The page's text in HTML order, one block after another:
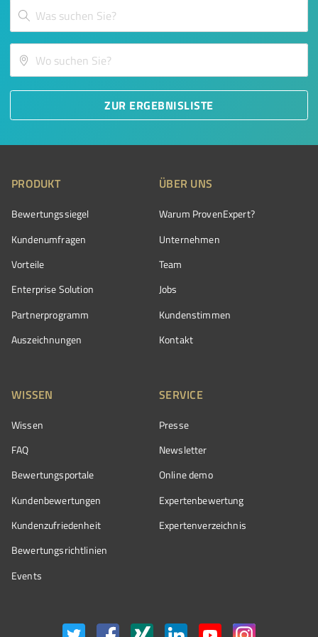
ZUR ERGEBNISLISTE
PRODUKT
Bewertungssiegel
Kundenumfragen
Vorteile
Enterprise Solution
Partnerprogramm
Auszeichnungen
ÜBER UNS
Warum ProvenExpert?
Unternehmen
Team
Jobs
Kundenstimmen
Kontakt
WISSEN
Wissen
FAQ
Bewertungsportale
Kundenbewertungen
Kundenzufriedenheit
Bewertungs­richtlinien
Events
SERVICE
Presse
Newsletter
Online demo
Expertenbewertung
Expertenverzeichnis